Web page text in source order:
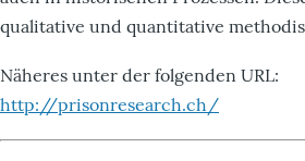
qualitative und quantitative
Näheres unter der folgenden URL:
http://prisonresearch.ch/